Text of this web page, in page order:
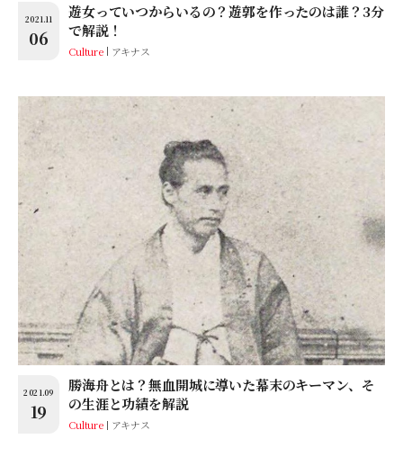
2021.11
06
遊女っていつからいるの？遊郭を作ったのは誰？3分
で解説！
Culture アキナス
2021.09
19
勝海舟とは？無血開城に導いた幕末のキーマン、そ
の生涯と功績を解説
Culture アキナス